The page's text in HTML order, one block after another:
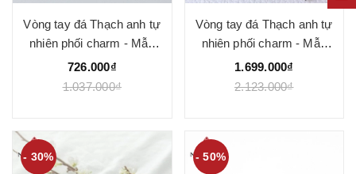
Vòng tay đá Thạch anh tự
nhiên phối charm - Mẫu
VC1050 - Ngọc Quý
726.000₫
1.037.000₫
Vòng tay đá Thạch anh tự
nhiên phối charm - Mẫu
VC1063 - Ngọc Quý
1.699.000₫
2.123.000₫
- 30% - 50%